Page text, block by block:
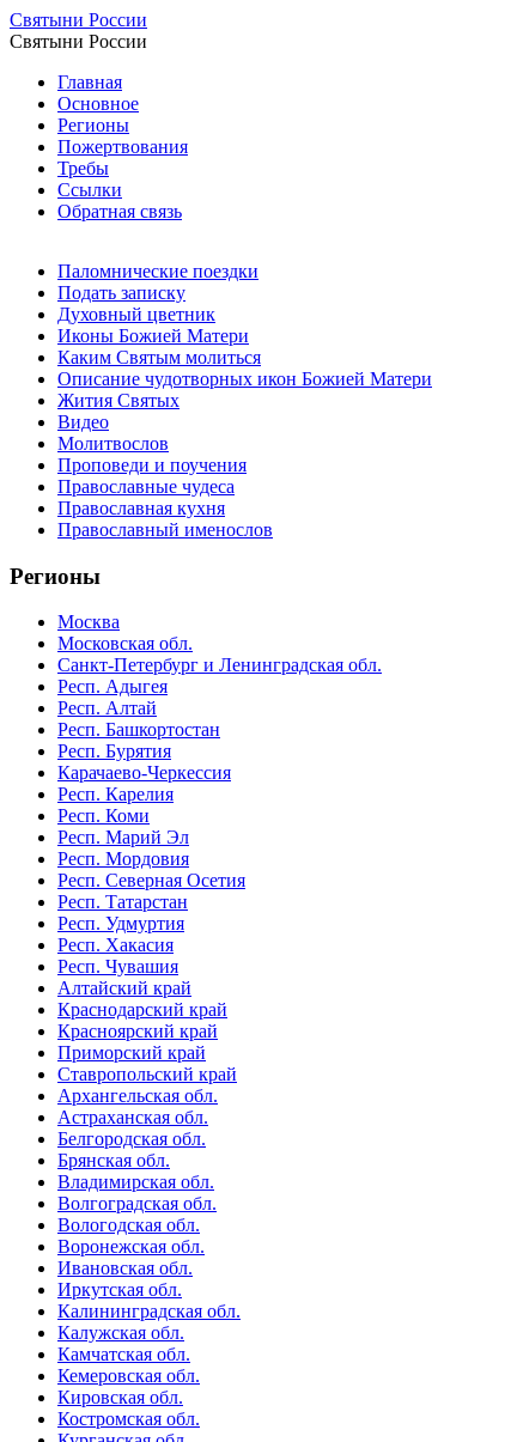
Святыни России
Святыни России
Главная
Основное
Регионы
Пожертвования
Требы
Ссылки
Обратная связь
Паломнические поездки
Подать записку
Духовный цветник
Иконы Божией Матери
Каким Святым молиться
Описание чудотворных икон Божией Матери
Жития Святых
Видео
Молитвослов
Проповеди и поучения
Православные чудеса
Православная кухня
Православный именослов
Регионы
Москва
Московская обл.
Санкт-Петербург и Ленинградская обл.
Респ. Адыгея
Респ. Алтай
Респ. Башкортостан
Респ. Бурятия
Карачаево-Черкессия
Респ. Карелия
Респ. Коми
Респ. Марий Эл
Респ. Мордовия
Респ. Северная Осетия
Респ. Татарстан
Респ. Удмуртия
Респ. Хакасия
Респ. Чувашия
Алтайский край
Краснодарский край
Красноярский край
Приморский край
Ставропольский край
Архангельская обл.
Астраханская обл.
Белгородская обл.
Брянская обл.
Владимирская обл.
Волгоградская обл.
Вологодская обл.
Воронежская обл.
Ивановская обл.
Иркутская обл.
Калининградская обл.
Калужская обл.
Камчатская обл.
Кемеровская обл.
Кировская обл.
Костромская обл.